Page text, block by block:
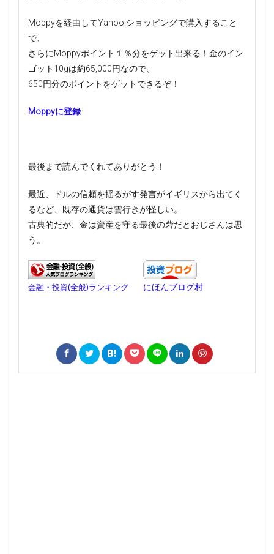
Moppyを経由してYahoo!ショッピングで購入すること
で、
さらにMoppyポイント１％分をゲット出来る！金のイン
ゴット10gは約65,000円なので、
650円分のポイントをゲットできるぞ！
Moppyに登録
最後まで読んでくれてありがとう！
最近、ドルの信頼を揺るがす発言がイギリスから出てく
るなど、既存の通貨は雲行きが怪しい。
古典的だが、金は資産を守る最後の砦だとおじさんは思
う。
金融・投資(全般)ランキング にほんブログ村